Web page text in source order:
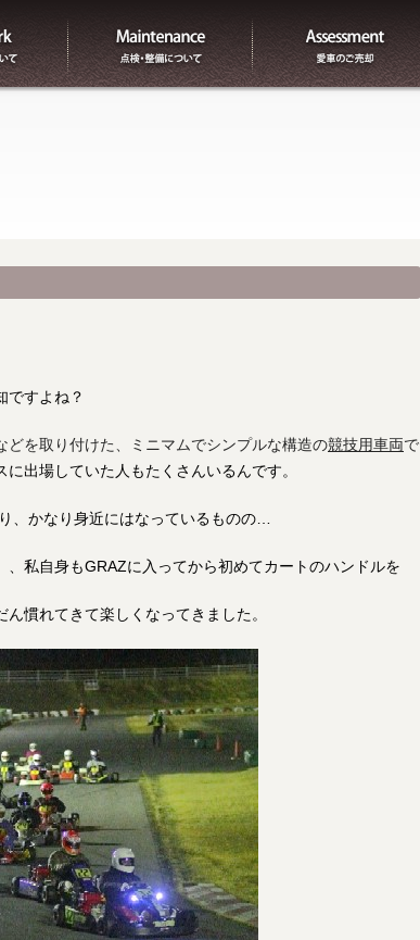
板金 整備
ですよね？
どを取り付けた、ミニマムでシンプルな構造の競技用車両で
出場していた人もたくさんいるんです。
、かなり身近にはなっているものの…
私自身もGRAZに入ってから初めてカートのハンドルを
慣れてきて楽しくなってきました。